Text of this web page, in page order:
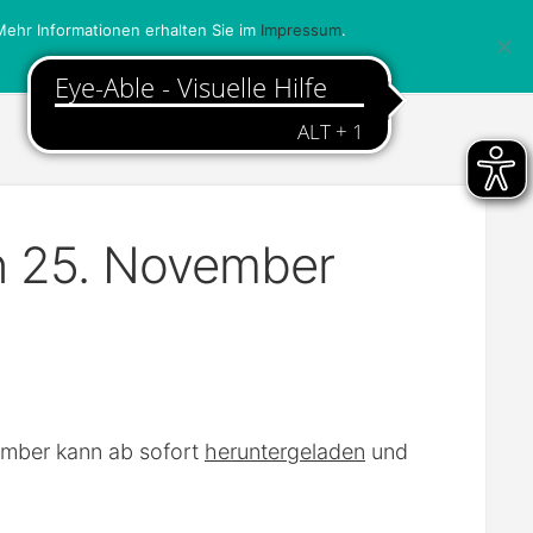
25. November
kann ab sofort heruntergeladen und
Informationen erhalten Sie im Impressum.